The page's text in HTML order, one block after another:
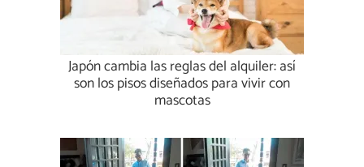
Japón cambia las reglas del alquiler: así
son los pisos diseñados para vivir con
mascotas